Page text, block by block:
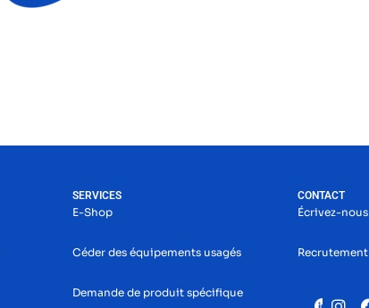
SERVICES
E-Shop
Céder des équipements usagés
Demande de produit spécifique
CONTACT
Écrivez-nous
Recrutement